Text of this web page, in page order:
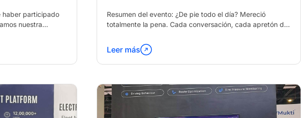
haber participado
nuestra
Resumen del evento: ¿De pie todo el día? Mereció
totalmente la pena. Cada conversación, cada apretón de
hacemos lo que hacemos...
Continúa
leyendo
Global
Expo"
Leer más